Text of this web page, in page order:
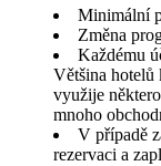
Minimální
Změna
Každému
Většina hotelů
využije
mnoho
V případě
rezervaci a